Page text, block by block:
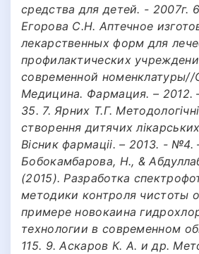
средства для детей. - 2007г.
Егорова С.Н. Аптечное
лекарственных форм для
профилактических
современной номенклатуры//
Медицина. Фармация. – 2012.
35. 7. Ярних Т.Г.
створення дитячих
Вiсник фармацii. – 2013. - №4.
Бобокамбарова, Н., &
(2015). Разработка
методики контроля чистоты
примере новокаина
технологии в современном
115. 9. Аскаров К. А. и др.